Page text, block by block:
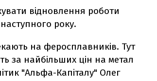
відновлення роботи
наступного року.
на феросплавників. Тут
за найбільших цін на метал
"Альфа-Капіталу" Олег